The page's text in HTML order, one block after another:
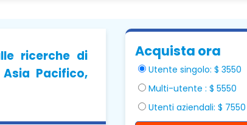
ricerche di
Pacifico,
Acquista ora
Utente singolo: $ 3550
Multi-utente : $ 5550
Utenti aziendali: $ 7550